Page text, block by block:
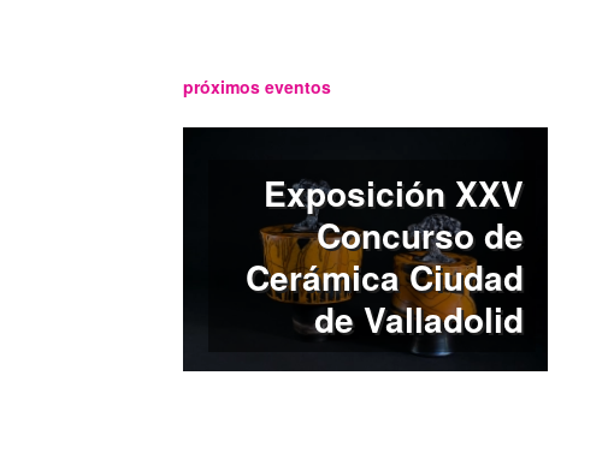
próximos eventos
Exposición XXV
Concurso de
Cerámica Ciudad
de Valladolid